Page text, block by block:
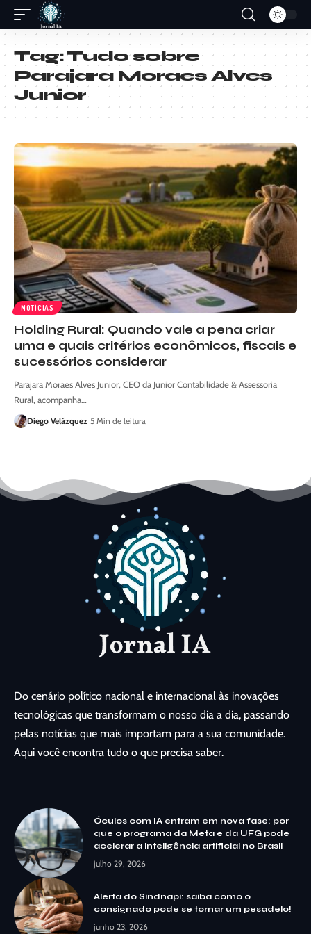
Tag:Tudo sobre
Parajara Moraes Alves
Junior
NOTÍCIAS
Holding Rural: Quando vale a pena criar
uma e quais critérios econômicos, fiscais e
sucessórios considerar
Parajara Moraes Alves Junior, CEO da Junior Contabilidade & Assessoria
Rural, acompanha…
Diego Velázquez 5 Min de leitura
Do cenário político nacional e internacional às inovações
tecnológicas que transformam o nosso dia a dia, passando
pelas notícias que mais importam para a sua comunidade.
Aqui você encontra tudo o que precisa saber.
Óculos com IA entram em nova fase: por
que o programa da Meta e da UFG pode
acelerar a inteligência artificial no Brasil
julho 29, 2026
Alerta do Sindnapi: saiba como o
consignado pode se tornar um pesadelo!
junho 23, 2026